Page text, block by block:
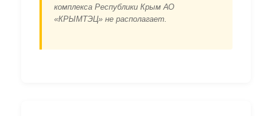
комплекса Республики Крым АО
«КРЫМТЭЦ» не располагает.